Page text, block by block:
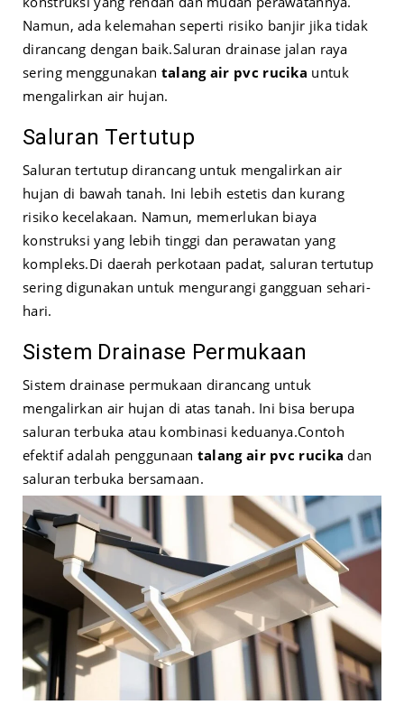
Namun, ada kelemahan seperti risiko banjir jika tidak
dirancang dengan baik.Saluran drainase jalan raya
sering menggunakan talang air pvc rucika untuk
mengalirkan air hujan.
Saluran Tertutup
Saluran tertutup dirancang untuk mengalirkan air
hujan di bawah tanah. Ini lebih estetis dan kurang
risiko kecelakaan. Namun, memerlukan biaya
konstruksi yang lebih tinggi dan perawatan yang
kompleks.Di daerah perkotaan padat, saluran tertutup
sering digunakan untuk mengurangi gangguan sehari-
hari.
Sistem Drainase Permukaan
Sistem drainase permukaan dirancang untuk
mengalirkan air hujan di atas tanah. Ini bisa berupa
saluran terbuka atau kombinasi keduanya.Contoh
efektif adalah penggunaan talang air pvc rucika dan
saluran terbuka bersamaan.